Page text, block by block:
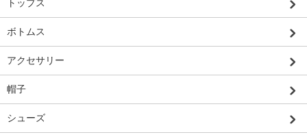
トップス
ボトムス
アクセサリー
帽子
シューズ